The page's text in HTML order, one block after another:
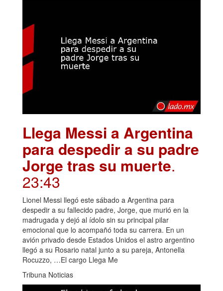
Llega Messi a Argentina
para despedir a su padre
Jorge tras su muerte.
23:43
Lionel Messi llegó este sábado a Argentina para
despedir a su fallecido padre, Jorge, que murió en la
madrugada y dejó al ídolo sin su principal pilar
emocional que lo acompañó toda su carrera. En un
avión privado desde Estados Unidos el astro argentino
llegó a su Rosario natal junto a su pareja, Antonella
Rocuzzo, …El cargo Llega Me
Tribuna Noticias